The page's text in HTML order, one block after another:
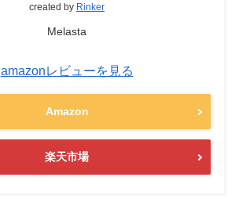
created by Rinker
Melasta
amazonレビューを見る
Amazon
楽天市場